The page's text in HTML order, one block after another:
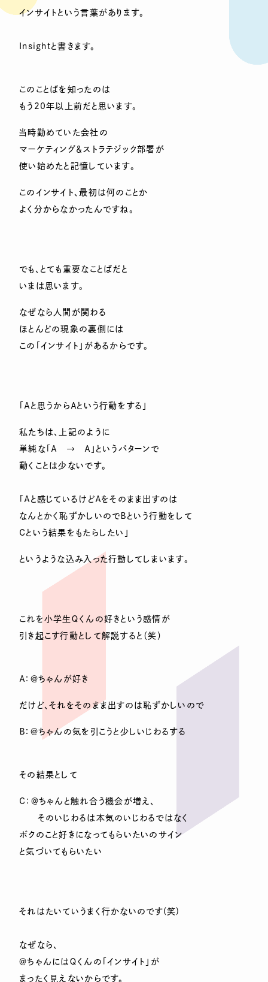
インサイトという言葉があります。
Insightと書きます。
このことばを知ったのは
もう20年以上前だと思います。
当時勤めていた会社の
マーケティング＆ストラテジック部署が
使い始めたと記憶しています。
このインサイト、最初は何のことか
よく分からなかったんですね。
でも、とても重要なことばだと
いまは思います。
なぜなら人間が関わる
ほとんどの現象の裏側には
この「インサイト」があるからです。
「Ａと思うからＡという行動をする」
私たちは、上記のように
単純な「Ａ → Ａ」というパターンで
動くことは少ないです。
「Ａと感じているけどＡをそのまま出すのは
なんとかく恥ずかしいのでＢという行動をして
Ｃという結果をもたらしたい」
というような込み入った行動してしまいます。
これを小学生Ｑくんの好きという感情が
引き起こす行動として解説すると（笑）
Ａ：＠ちゃんが好き
だけど、それをそのまま出すのは恥ずかしいので
Ｂ：＠ちゃんの気を引こうと少しいじわるする
その結果として
Ｃ：＠ちゃんと触れ合う機会が増え、
そのいじわるは本気のいじわるではなく
ボクのこと好きになってもらいたいのサイン
と気づいてもらいたい
それはたいていうまく行かないのです(笑)
なぜなら、
＠ちゃんにはＱくんの「インサイト」が
まったく見えないからです。